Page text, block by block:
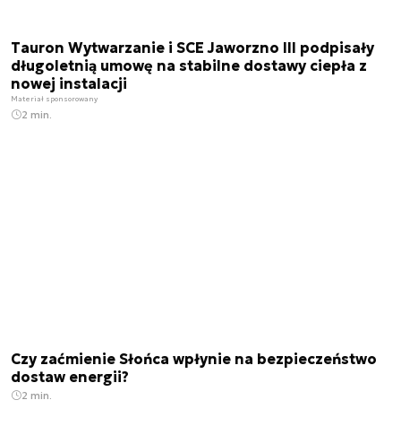
Tauron Wytwarzanie i SCE Jaworzno III podpisały
długoletnią umowę na stabilne dostawy ciepła z
nowej instalacji
Materiał sponsorowany
2 min.
Czy zaćmienie Słońca wpłynie na bezpieczeństwo
dostaw energii?
2 min.